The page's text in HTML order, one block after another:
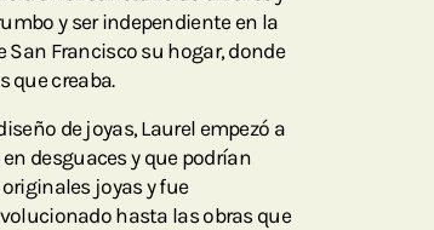
y ser independiente en la
San Francisco su hogar, donde
que creaba.
de joyas, Laurel empezó a
desguaces y que podrían
joyas y fue
hasta las obras que